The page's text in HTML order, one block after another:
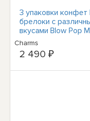
3 упаковки конфет |
брелоки с
вкусами Blow Pop
Theater Box Candy /
3,5 унции
Charms
2 490 ₽